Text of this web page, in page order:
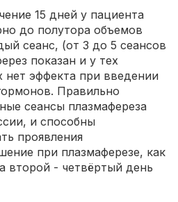
15 дней у пациента
до полутора объемов
сеанс, (от 3 до 5 сеансов
показан и у тех
нет эффекта при введении
Правильно
сеансы плазмафереза
и способны
проявления
при плазмаферезе, как
второй - четвёртый день